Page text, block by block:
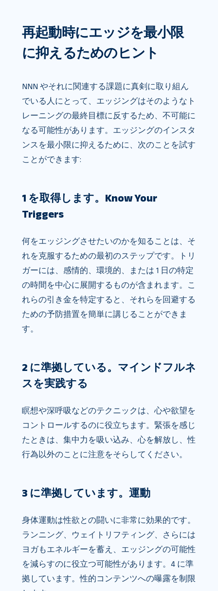
再起動時にエッジを最小限
に抑えるためのヒント
NNN やそれに関連する課題に真剣に取り組ん
でいる人にとって、エッジングはそのようなト
レーニングの最終目標に反するため、不可能に
なる可能性があります。エッジングのインスタ
ンスを最小限に抑えるために、次のことを試す
ことができます:
1 を取得します。Know Your
Triggers
何をエッジングさせたいのかを知ることは、そ
れを克服するための最初のステップです。トリ
ガーには、感情的、環境的、または 1 日の特定
の時間を中心に展開するものが含まれます。こ
れらの引き金を特定すると、それらを回避する
ための予防措置を簡単に講じることができま
す。
2 に準拠している。マインドフルネ
スを実践する
瞑想や深呼吸などのテクニックは、心や欲望を
コントロールするのに役立ちます。緊張を感じ
たときは、集中力を吸い込み、心を解放し、性
行為以外のことに注意をそらしてください。
3 に準拠しています。運動
身体運動は性欲との闘いに非常に効果的です。
ランニング、ウェイトリフティング、さらには
ヨガもエネルギーを蓄え、エッジングの可能性
を減らすのに役立つ可能性があります。4 に準
拠しています。性的コンテンツへの曝露を制限